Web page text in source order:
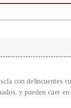
con delincuentes
y pueden caer en